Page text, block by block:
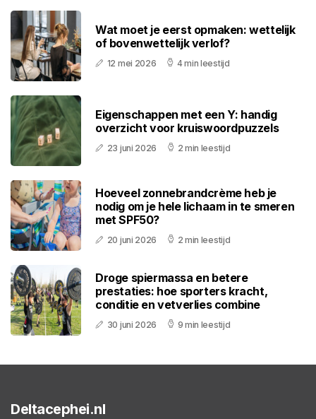
Wat moet je eerst opmaken: wettelijk
of bovenwettelijk verlof?
12 mei 2026 4 min leestijd
Eigenschappen met een Y: handig
overzicht voor kruiswoordpuzzels
23 juni 2026 2 min leestijd
Hoeveel zonnebrandcrème heb je
nodig om je hele lichaam in te smeren
met SPF50?
20 juni 2026 2 min leestijd
Droge spiermassa en betere
prestaties: hoe sporters kracht,
conditie en vetverlies combine
30 juni 2026 9 min leestijd
Deltacephei.nl